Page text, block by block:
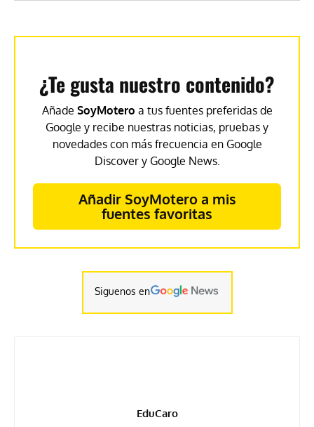
¿Te gusta nuestro contenido?
Añade SoyMotero a tus fuentes preferidas de
Google y recibe nuestras noticias, pruebas y
novedades con más frecuencia en Google
Discover y Google News.
Añadir SoyMotero a mis
fuentes favoritas
Siguenos en
EduCaro